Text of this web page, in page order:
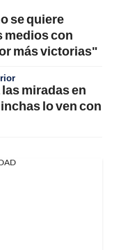
se quiere
medios con
más victorias"
miradas en
lo ven con